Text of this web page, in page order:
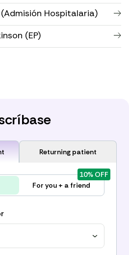
Hospitalaria)
(EP)
Returning patient
For you + a friend
10% OFF